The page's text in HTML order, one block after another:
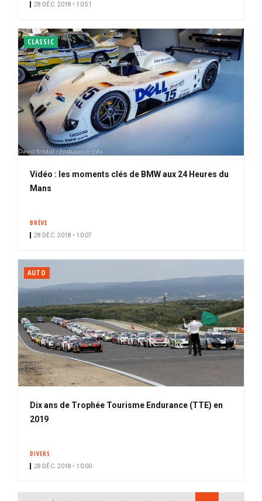
28 DÉC. 2018 • 10:51
CLASSIC
Vidéo : les moments clés de BMW aux 24 Heures du
Mans
BRÈVE
28 DÉC. 2018 • 10:07
AUTO
Dix ans de Trophée Tourisme Endurance (TTE) en
2019
DIVERS
28 DÉC. 2018 • 10:00